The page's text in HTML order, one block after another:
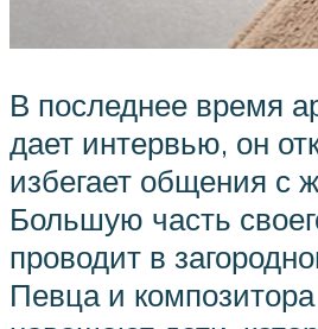
В последнее время
дает интервью, он
избегает общения с
Большую часть
проводит в
Певца и